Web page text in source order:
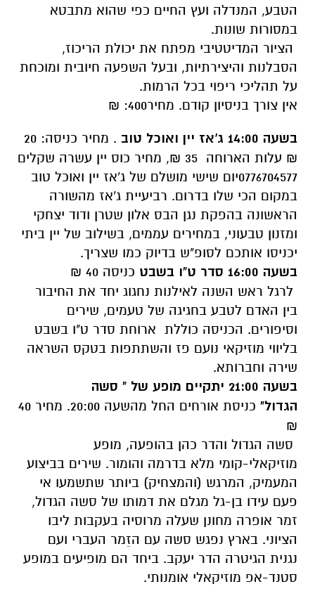
הטבע, המנדלה ועץ החיים כפי שהוא מתבטא
במסורות שונות.
הציור המדיטטיבי מפתח את יכולת הריכוז,
הסבלנות והיצירתיות, ובעל השפעה חיובית ומוכחת
על תהליכי ריפוי בכל הרמות.
אין צורך בניסיון קודם. מחיר400: ₪
בשעה 14:00 ג'אז יין ואוכל טוב
. מחיר כניסה: 20
₪ עלות הארוחה 35 ₪, מחיר כוס יין עשרה שקלים
0776704577יום שישי מושלם של ג'אז יין ואוכל טוב
במקום הכי שלו בדרום. רביעיית ג'אז מהשורה
הראשונה בהפקת נגן הבס אלון שטרן ודוד יצחקי
ומזנון טבעוני, במחירים עממים, בשילוב של יין ביתי
יכניסו אותכם לסופ"ש בדיוק כמו שצריך.
בשעה 16:00 סדר ט"ו בשבט
כניסה 40 ₪
לרגל ראש השנה לאילנות נחגוג יחד את החיבור
בין האדם לטבע בחגיגה של טעמים, שירים
וסיפורים. הכניסה כוללת ארוחת סדר ט"ו בשבט
בליווי מוזיקאי נועם פז והשתתפות בטקס השראה
שירה וחברותא.
בשעה 21:00 יתקיים מופע של " סשה
הגדול"
כניסת אורחים החל מהשעה 20:00. מחיר 40
₪
סשה הגדול והדר כהן בהופעה, מופע
מוזיקאלי-קומי מלא בדרמה והומור. שירים בביצוע
המעמיק, המרגש (והמצחיק) ביותר שתשמעו אי
פעם עידו בן-גל מגלם את דמותו של סשה הגדול,
זמר אופרה מחונן שעלה מרוסיה בעקבות ליבו
הציוני. בארץ נפגש סשה עם הזֵמר העברי ועם
נגנית הגיטרה הדר יעקב. ביחד הם מופיעים במופע
סטנד-אפ מוזיקאלי אומנותי.